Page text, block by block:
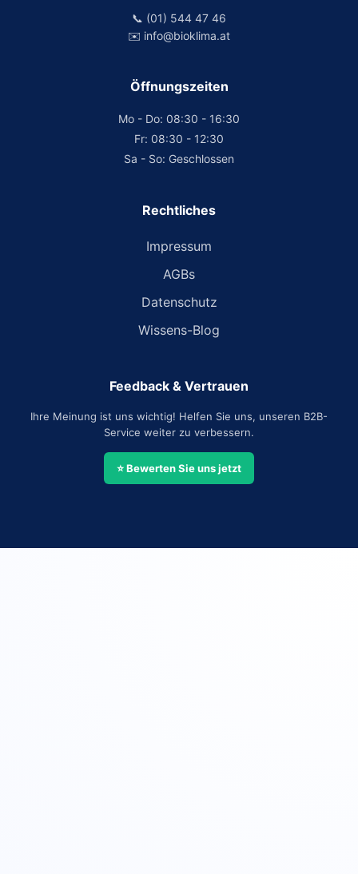
📞 (01) 544 47 46
✉️ info@bioklima.at
Öffnungszeiten
Mo - Do: 08:30 - 16:30
Fr: 08:30 - 12:30
Sa - So: Geschlossen
Rechtliches
Impressum
AGBs
Datenschutz
Wissens-Blog
Feedback & Vertrauen
Ihre Meinung ist uns wichtig! Helfen Sie uns, unseren B2B-
Service weiter zu verbessern.
⭐ Bewerten Sie uns jetzt